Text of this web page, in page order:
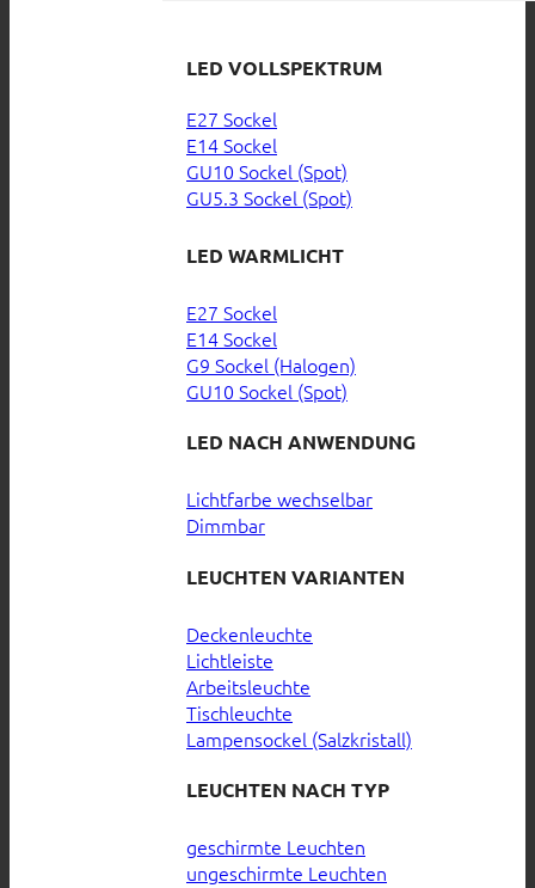
LED VOLLSPEKTRUM
E27 Sockel
E14 Sockel
GU10 Sockel (Spot)
GU5.3 Sockel (Spot)
LED WARMLICHT
E27 Sockel
E14 Sockel
G9 Sockel (Halogen)
GU10 Sockel (Spot)
LED NACH ANWENDUNG
Lichtfarbe wechselbar
Dimmbar
LEUCHTEN VARIANTEN
Deckenleuchte
Lichtleiste
Arbeitsleuchte
Tischleuchte
Lampensockel (Salzkristall)
LEUCHTEN NACH TYP
geschirmte Leuchten
ungeschirmte Leuchten